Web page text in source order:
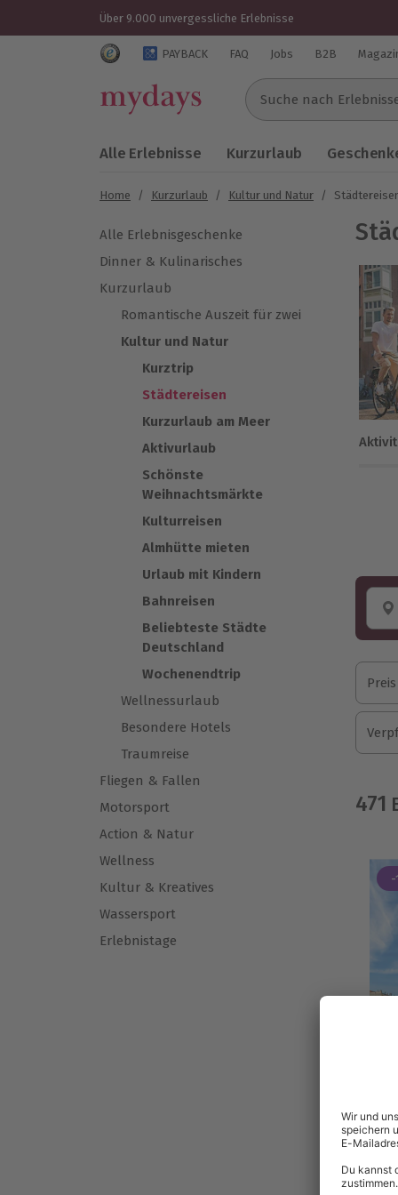
Über 9.000 unvergessliche Erlebnisse
Trustedshops Bewertungen für mydays.de
PAYBACK FAQ Jobs B2B
Suche nach
Alle Erlebnisse Kurzurlaub
Home / Kurzurlaub / Kultur und Natur /
Alle Erlebnisgeschenke
Dinner & Kulinarisches
Kurzurlaub
Romantische Auszeit für zwei
Kultur und Natur
Kurztrip
Städtereisen
Kurzurlaub am Meer
Aktivurlaub
Schönste
Weihnachtsmärkte
Kulturreisen
Almhütte mieten
Urlaub mit Kindern
Bahnreisen
Beliebteste Städte
Deutschland
Wochenendtrip
Wellnessurlaub
Besondere Hotels
Traumreise
Fliegen & Fallen
Motorsport
Action & Natur
Wellness
Kultur & Kreatives
Wassersport
Erlebnistage
Preis
471
-